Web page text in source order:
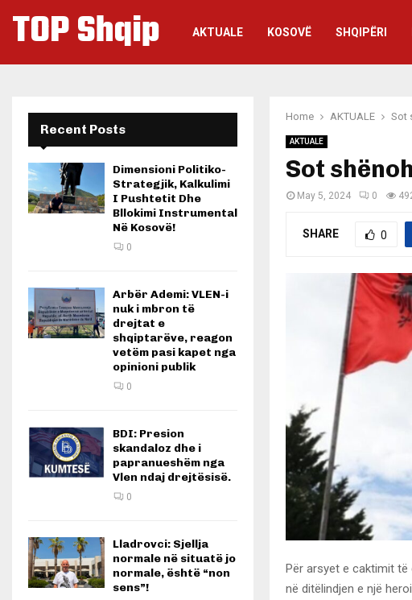
TOP Shqip AKTUALE KOSOVË SHQIPËRI
Home AKTUALE Sot
AKTUALE
Sot
May 5, 2024 0
SHARE 0
Për arsyet e caktimit të
në ditëlindjen e një
Recent Posts
Dimensioni Politiko-
Strategjik, Kalkulimi
I Pushtetit Dhe
Bllokimi Instrumental
Në Kosovë!
0
Arbër Ademi: VLEN-i
nuk i mbron të
drejtat e
shqiptarëve, reagon
vetëm pasi kapet nga
opinioni publik
0
BDI: Presion
skandaloz dhe i
papranueshëm nga
Vlen ndaj drejtësisë.
0
Lladrovci: Sjellja
normale në situatë jo
normale, është “non
sens”!